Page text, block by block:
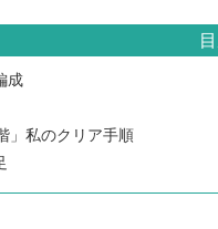
成
」私のクリア手順